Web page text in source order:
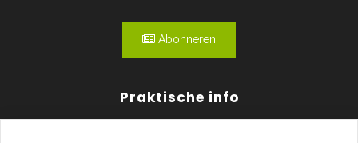
Abonneren
Praktische info